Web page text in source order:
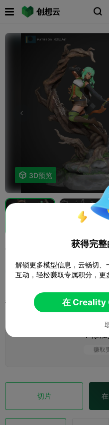
创想云 
 3D预览
哥布林杀手外传精
Yellow shou
打印配置
赚取
切片
获得完
解锁更多模型信息，云畅切
互动，轻松赚取专属积分，更
在 Creality